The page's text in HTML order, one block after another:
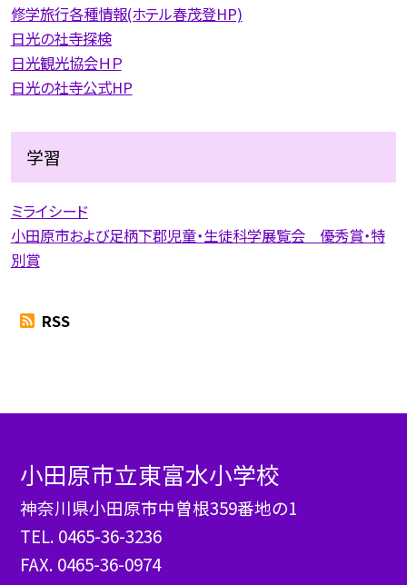
修学旅行各種情報(ホテル春茂登HP)
日光の社寺探検
日光観光協会ＨＰ
日光の社寺公式HP
学習
ミライシード
小田原市および足柄下郡児童・生徒科学展覧会 優秀賞・特
別賞
RSS
小田原市立東富水小学校
神奈川県小田原市中曽根359番地の1
TEL. 0465-36-3236
FAX. 0465-36-0974